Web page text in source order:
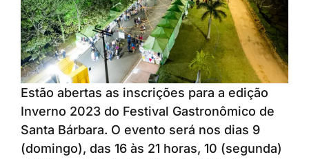
Estão abertas as inscrições para a edição
Inverno 2023 do Festival Gastronômico de
Santa Bárbara. O evento será nos dias 9
(domingo), das 16 às 21 horas, 10 (segunda)